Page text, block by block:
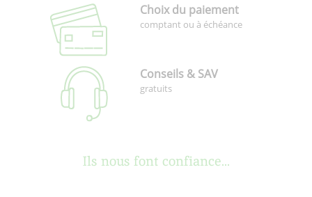
Choix du paiement
comptant ou à échéance
Conseils & SAV
gratuits
Ils nous font confiance...